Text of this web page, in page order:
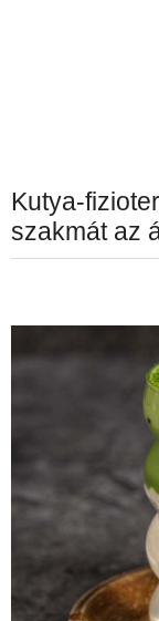
Kutya-
szakmát az